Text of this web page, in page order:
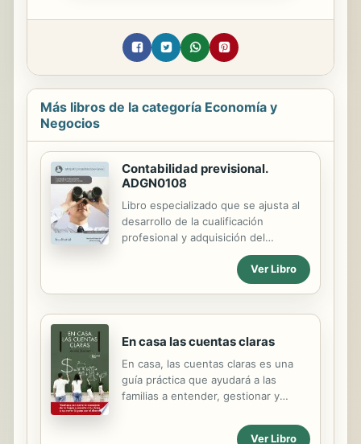
Más libros de la categoría Economía y
Negocios
Contabilidad previsional.
ADGN0108
Libro especializado que se ajusta al
desarrollo de la cualificación
profesional y adquisición del
certificado de profesionalidad
"ADGN0108. FINANCIACIÓN DE
EMPRESAS". Manual imprescindible
que se basa en los principios de la
conocimiento, como premisas para la
mejora de la empleabilidad y eficacia
para el desempeño del trabajo.
Ver Libro
En casa las cuentas claras
En casa, las cuentas claras es una
guía práctica que ayudará a las
familias a entender, gestionar y
asiente sobre bases más sólidas y
Ver Libro